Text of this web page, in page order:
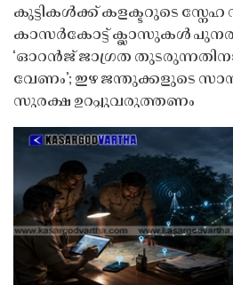
കുട്ടികൾക്ക് കളക്ടറുടെ സ്നേഹ
കാസർകോട്ട് ക്ലാസുകൾ
‘ഓറൻജ് ജാഗ്രത
വേണം’; ഇഴ ജന്തുക്കളുടെ
സുരക്ഷ ഉറപ്പുവരുത്തണം